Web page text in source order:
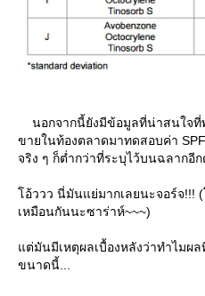
นอกจากนี้ยังมีข้อมูลที่น่าสนใจที่
ขายในท้องตลาดมาทดสอบค่า
จริง ๆ ก็ต่ำกว่าที่ระบุไว้บนฉลากอีก
อ้ววว นี่มันแย่มากเลยนะจอร์จ!!! (
เหมือนกันนะซาร่าห์~~~)
ต่มันมีเหตุผลเบื้องหลังว่าทำไมผล
ขนาดนี้...